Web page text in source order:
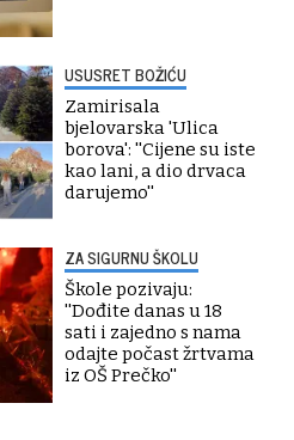
USUSRET BOŽIĆU
Zamirisala
bjelovarska 'Ulica
borova': ''Cijene su iste
kao lani, a dio drvaca
darujemo''
ZA SIGURNU ŠKOLU
Škole pozivaju:
''Dođite danas u 18
sati i zajedno s nama
odajte počast žrtvama
iz OŠ Prečko''